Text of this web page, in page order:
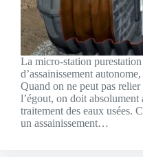
La micro-station purestation
d’assainissement
Quand on ne peut pas
l’égout, on doit absolument
traitement des eaux usées.
un assainissement…